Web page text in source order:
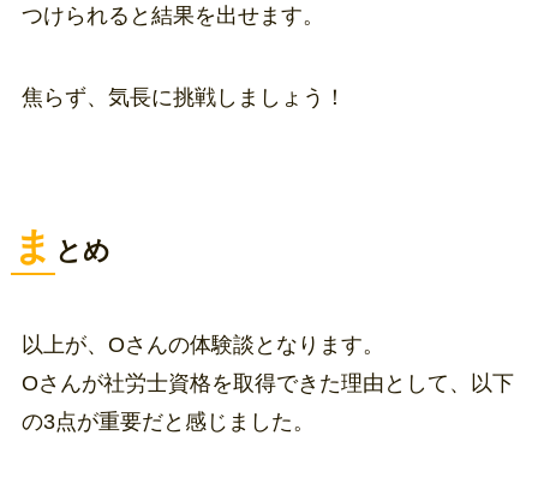
つけられると結果を出せます。
焦らず、気長に挑戦しましょう！
ま とめ
以上が、Oさんの体験談となります。
Oさんが社労士資格を取得できた理由として、以下
の3点が重要だと感じました。